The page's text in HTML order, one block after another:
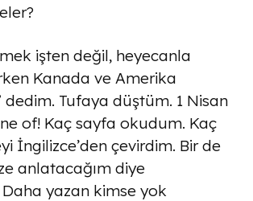
işten değil, heyecanla
Kanada ve Amerika
dedim. Tufaya düştüm. 1 Nisan
of! Kaç sayfa okudum. Kaç
İngilizce’den çevirdim. Bir de
anlatacağım diye
yazan kimse yok